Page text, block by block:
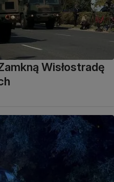
Wisłostradę